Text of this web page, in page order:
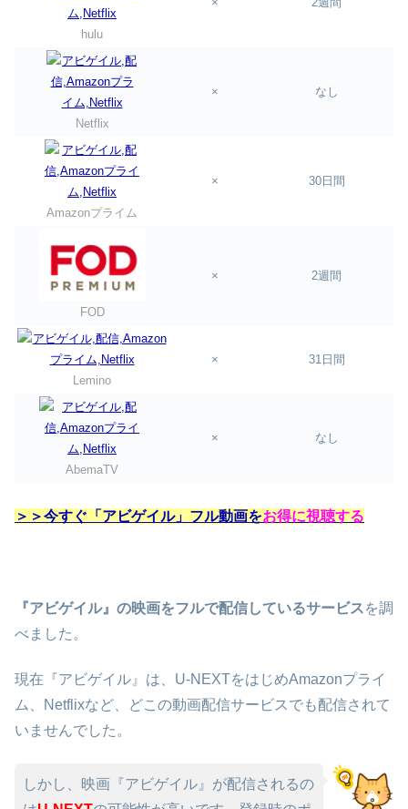
hulu
Netflix
× なし
Amazonプライム
× 30日間
FOD
× 2週間
Lemino
× 31日間
AbemaTV
× なし
＞＞今すぐ「アビゲイル」フル動画をお得に視聴する
『アビゲイル』の映画をフルで配信しているサービスを調
べました。
現在『アビゲイル』は、U-NEXTをはじめAmazonプライ
ム、Netflixなど、どこの動画配信サービスでも配信されて
いませんでした。
しかし、映画『アビゲイル』が配信されるの